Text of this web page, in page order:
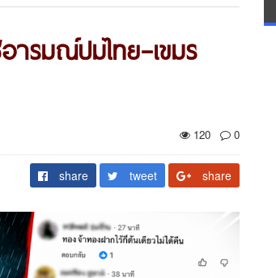
ารมณ์ปมไทย–เขมร
120 0
share tweet share